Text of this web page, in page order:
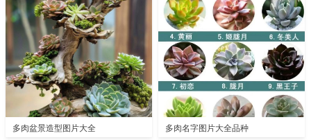
多肉盆景造型图片大全 多肉名字图片大全品种